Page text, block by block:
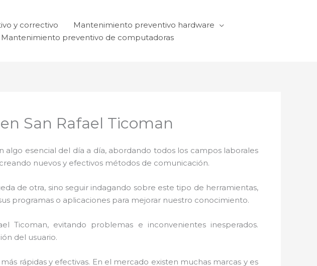
y correctivo
Mantenimiento preventivo hardware
Mantenimiento preventivo de computadoras
San Rafael Ticoman
esencial del día a día, abordando todos los campos laborales
nuevos y efectivos métodos de comunicación.
de otra, sino seguir indagando sobre este tipo de herramientas,
programas o aplicaciones para mejorar nuestro conocimiento.
evitando problemas e inconvenientes inesperados.
del usuario.
rápidas y efectivas. En el mercado existen muchas marcas y es